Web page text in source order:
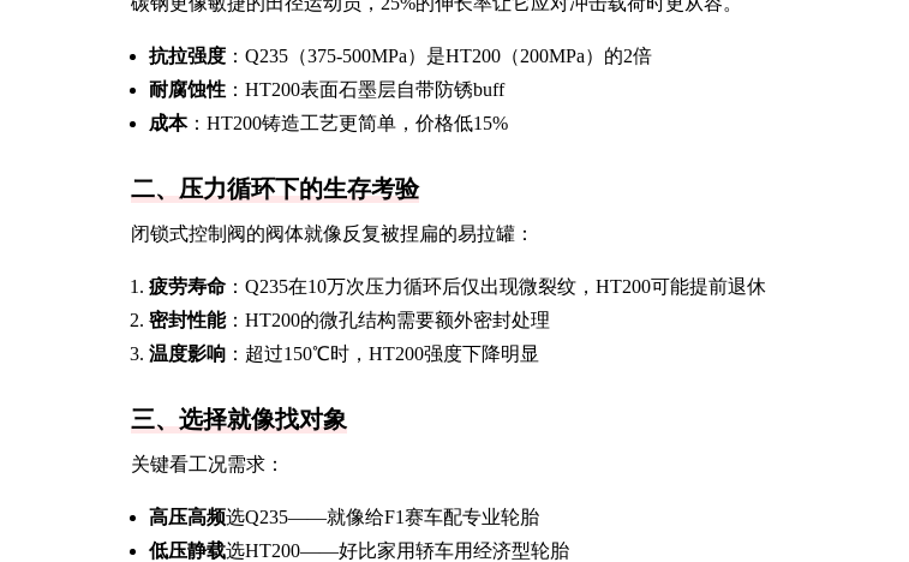
抗拉强度 ：Q235（375-500MPa）是HT200（200MPa）的2倍
耐腐蚀性 ：HT200表面石墨层自带防锈buff
成本：HT200铸造工艺更简单，价格低15%
二、压力循环下的生存考验
闭锁式控制阀的阀体就像反复被捏扁的易拉罐：
疲劳寿命 ：Q235在10万次压力循环后仅出现微裂纹，HT200可能提前退休
密封性能：HT200的微孔结构需要额外密封处理
温度影响 ：超过150℃时，HT200强度下降明显
三、选择就像找对象
关键看工况需求：
高压高频选Q235——就像给F1赛车配专业轮胎
低压静载选HT200——好比家用轿车用经济型轮胎